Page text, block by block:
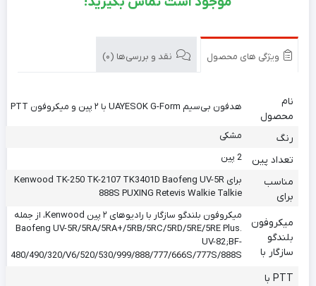
ویژگی های محصول نقد و بررسی‌ها (0)
نام
محصول
هدفون بی‌سیم UAYESOK G-Form با ۲ پین و میکروفون PTT
رنگ مشکی
تعداد پین 2 پین
مناسب
برای
برای Kenwood TK-250 TK-2107 TK3401D Baofeng UV-5R
888S PUXING Retevis Walkie Talkie
میکروفون
بلندگو
سازگار با
میکروفون بلندگو سازگار با رادیوهای ۲ پین Kenwood، از جمله
Baofeng UV-5R/5RA/5RA+/5RB/5RC/5RD/5RE/5RE Plus.
UV-82;BF-
480/490/320/V6/520/530/999/888/777/666S/777S/888S
PTT با